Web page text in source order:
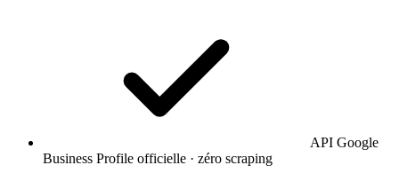
API Google
Business Profile officielle · zéro scraping